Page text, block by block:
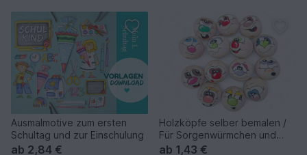
Ausmalmotive zum ersten
Schultag und zur Einschulung
ab 2,84 €
Holzköpfe selber bemalen /
Für Sorgenwürmchen und
kleine Häkelarbeiten
ab 1,43 €